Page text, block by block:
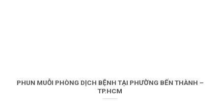
PHUN MUỖI PHÒNG DỊCH BỆNH TẠI PHƯỜNG BẾN THÀNH –
TP.HCM